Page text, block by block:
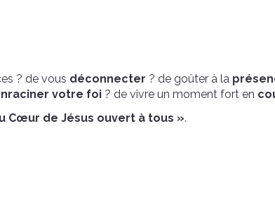
? de vous déconnecter ? de goûter à la
votre foi ? de vivre un moment fort en
Cœur de Jésus ouvert à tous ».